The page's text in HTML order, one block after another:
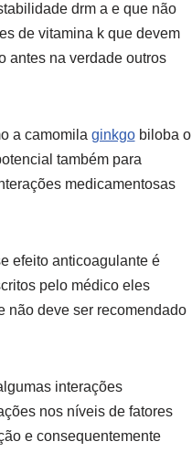
drm a e que não
de vitamina k que devem
antes na verdade outros
a camomila ginkgobiloba o
também para
medicamentosas
efeito anticoagulante é
pelo médico eles
não deve ser recomendado
interações
nos níveis de fatores
e consequentemente